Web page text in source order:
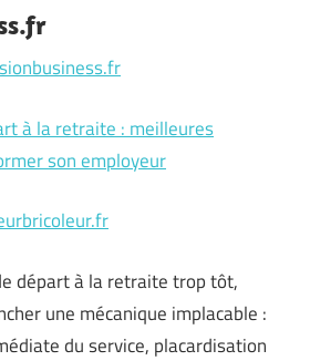
à la retraite : meilleures
son employeur
départ à la retraite trop tôt,
une mécanique implacable :
du service, placardisation